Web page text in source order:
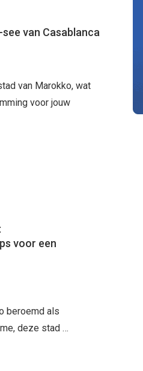
van Casablanca
van Marokko, wat
voor jouw
voor een
beroemd als
deze stad …